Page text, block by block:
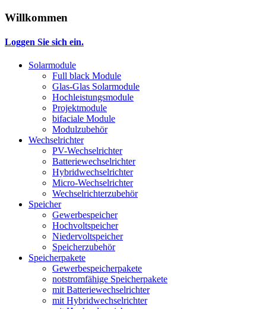
Willkommen
Loggen Sie sich ein.
Solarmodule
Full black Module
Glas-Glas Solarmodule
Hochleistungsmodule
Projektmodule
bifaciale Module
Modulzubehör
Wechselrichter
PV-Wechselrichter
Batteriewechselrichter
Hybridwechselrichter
Micro-Wechselrichter
Wechselrichterzubehör
Speicher
Gewerbespeicher
Hochvoltspeicher
Niedervoltspeicher
Speicherzubehör
Speicherpakete
Gewerbespeicherpakete
notstromfähige Speicherpakete
mit Batteriewechselrichter
mit Hybridwechselrichter